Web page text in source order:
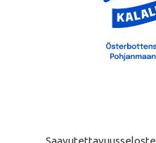
Saavutettavuusseloste